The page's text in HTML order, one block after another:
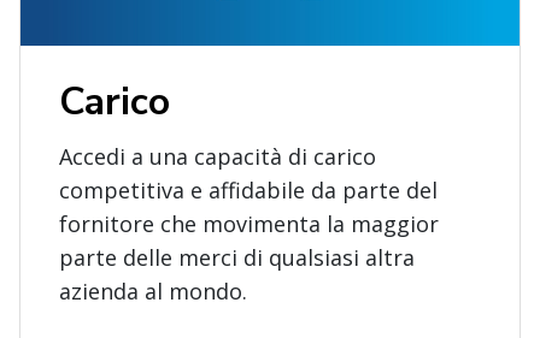
Carico
Accedi a una capacità di carico
competitiva e affidabile da parte del
fornitore che movimenta la maggior
parte delle merci di qualsiasi altra
azienda al mondo.